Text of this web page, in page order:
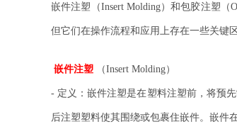
嵌件注塑（Insert Molding）和包胶注塑（
但它们在操作流程和应用上存在一些关键区
嵌件注塑 （Insert Molding）
- 定义：嵌件注塑是在塑料注塑前，将预
后注塑塑料使其围绕或包裹住嵌件。嵌件